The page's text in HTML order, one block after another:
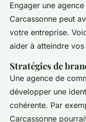
Engager une
Carcassonne peut
votre entreprise.
aider à atteindre
Stratégies de
Une agence de
développer une
cohérente. Par
Carcassonne